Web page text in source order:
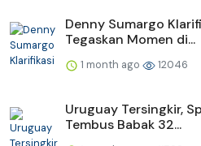
Denny Sumargo
Tegaskan Momen di...
1 month ago 12046
Uruguay Tersingkir,
Tembus Babak 32...